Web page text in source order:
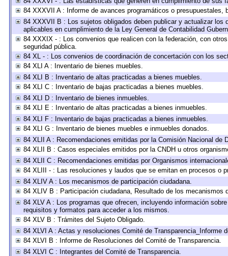
84 XXXVII A : Informe de avances programáticos o presupuestales,
84 XXXVII B : Los sujetos obligados deben publicar y actualizar
aplicables en cumplimiento de la Ley General de Contabilidad
84 XXXIX - : Los convenios que realicen con la federación, con
seguridad pública.
84 XL - : Los convenios de coordinación de concertación con los
84 XLI A : Inventario de bienes muebles.
84 XLI B : Inventario de altas practicadas a bienes muebles.
84 XLI C : Inventario de bajas practicadas a bienes muebles.
84 XLI D : Inventario de bienes inmuebles.
84 XLI E : Inventario de altas practicadas a bienes inmuebles.
84 XLI F : Inventario de bajas practicadas a bienes inmuebles.
84 XLI G : Inventario de bienes muebles e inmuebles donados.
84 XLII A : Recomendaciones emitidas por la Comisión Nacional de
84 XLII B : Casos especiales emitidos por la CNDH u otros
84 XLII C : Recomendaciones emitidas por Organismos
84 XLIII - : Las resoluciones y laudos que se emitan en procesos o
84 XLIV A : Los mecanismos de participación ciudadana.
84 XLIV B : Participación ciudadana, Resultado de los mecanismos
84 XLV A : Los programas que ofrecen, incluyendo información
requisitos y formatos para acceder a los mismos.
84 XLV B : Trámites del Sujeto Obligado.
84 XLVI A : Actas y resoluciones Comité de Transparencia_Informe
84 XLVI B : Informe de Resoluciones del Comité de Transparencia.
84 XLVI C : Integrantes del Comité de Transparencia.